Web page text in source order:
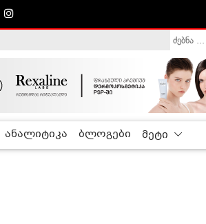
ანალიტიკა ბლოგები მეტი